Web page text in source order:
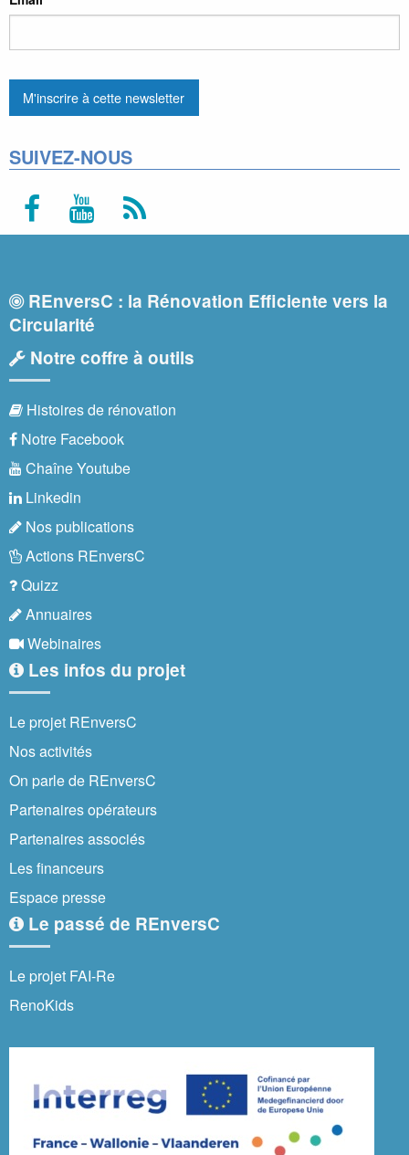
SUIVEZ-NOUS
REnversC : la Rénovation Efficiente vers la
Circularité
Notre coffre à outils
Histoires de rénovation
Notre Facebook
Chaîne Youtube
Linkedin
Nos publications
Actions REnversC
Quizz
Annuaires
Webinaires
Les infos du projet
Le projet REnversC
Nos activités
On parle de REnversC
Partenaires opérateurs
Partenaires associés
Les financeurs
Espace presse
Le passé de REnversC
Le projet FAI-Re
RenoKids